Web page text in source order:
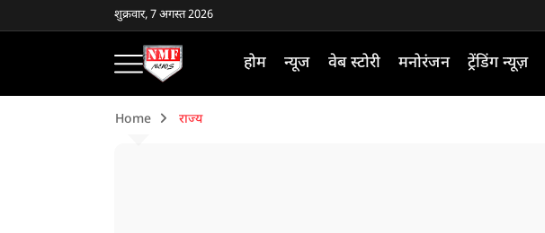
शुक्रवार, 7 अगस्त 2026
होम न्यूज वेब स्टोरी मनोरंजन ट्रेंडिंग न्यूज़
Home राज्य